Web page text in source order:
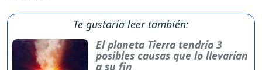
Te gustaría leer también:
El planeta Tierra tendría 3
posibles causas que lo llevarían
a su fin